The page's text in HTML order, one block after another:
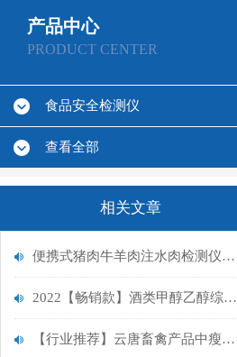
产品中心
PRODUCT CENTER
食品安全检测仪
查看全部
相关文章
便携式猪肉牛羊肉注水肉检测仪器【重磅推荐】云唐肉类水分检测仪
2022【畅销款】酒类甲醇乙醇综合检测仪@智能酒类甲醇乙醇综合检测仪
【行业推荐】云唐畜禽产品中瘦肉精的检测食品肉检测仪